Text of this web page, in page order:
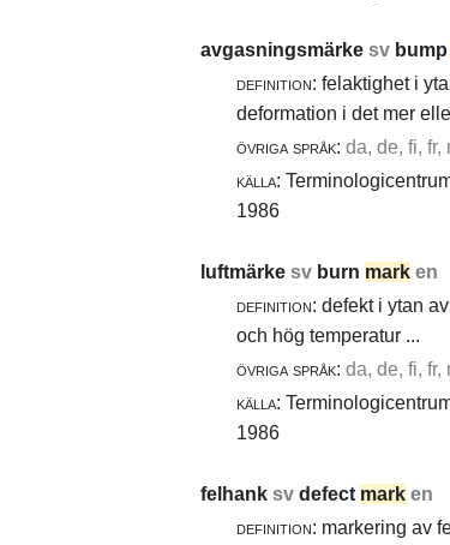
avgasningsmärke sv bump
definition: felaktighet i
deformation i det mer
övriga språk: da, de, fi, fr,
källa:
1986
luftmärke sv burn mark en
definition: defekt i ytan
och hög temperatur ...
övriga språk: da, de, fi, fr,
källa:
1986
felhank sv defect mark en
definition: markering av